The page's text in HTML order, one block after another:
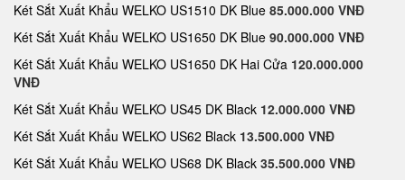
Két Sắt Xuất Khẩu WELKO US1510 DK Blue 85.000.000 VNĐ
Két Sắt Xuất Khẩu WELKO US1650 DK Blue 90.000.000 VNĐ
Két Sắt Xuất Khẩu WELKO US1650 DK Hai Cửa 120.000.000
VNĐ
Két Sắt Xuất Khẩu WELKO US45 DK Black 12.000.000 VNĐ
Két Sắt Xuất Khẩu WELKO US62 Black 13.500.000 VNĐ
Két Sắt Xuất Khẩu WELKO US68 DK Black 35.500.000 VNĐ